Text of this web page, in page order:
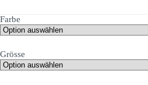
Farbe
Grösse